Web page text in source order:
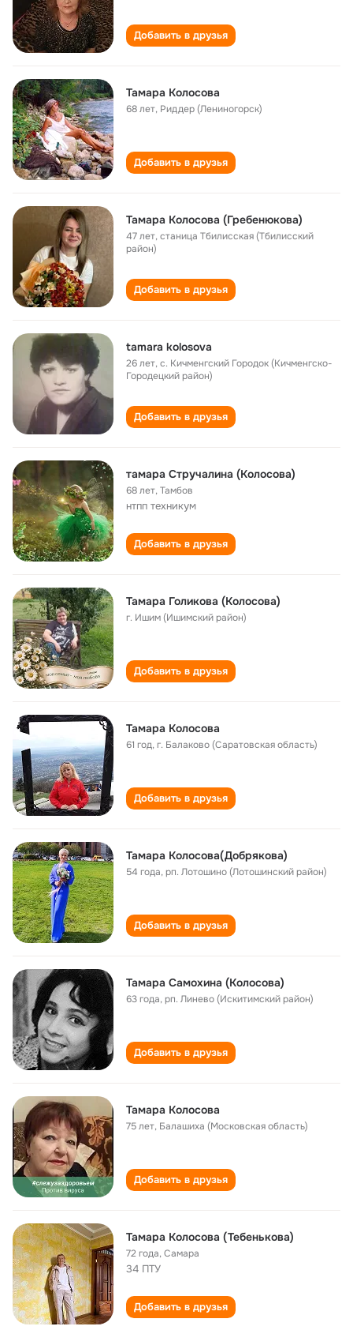
Добавить в друзья
Тамара Колосова
68 лет, Риддер (Лениногорск)
Добавить в друзья
Тамара Колосова (Гребенюкова)
47 лет,станица Тбилисская (Тбилисский
район)
Добавить в друзья
tamara kolosova
26 лет,с. Кичменгский Городок (Кичменгско-
Городецкий район)
Добавить в друзья
тамара Стручалина (Колосова)
68 лет,Тамбов
нтпп техникум
Добавить в друзья
Тамара Голикова (Колосова)
г. Ишим (Ишимский район)
Добавить в друзья
Тамара Колосова
61 год,г. Балаково (Саратовская область)
Добавить в друзья
Тамара Колосова(Добрякова)
54 года,рп. Лотошино (Лотошинский район)
Добавить в друзья
Тамара Самохина (Колосова)
63 года,рп. Линево (Искитимский район)
Добавить в друзья
Тамара Колосова
75 лет, Балашиха (Московская область)
Добавить в друзья
Тамара Колосова (Тебенькова)
72 года,Самара
34 ПТУ
Добавить в друзья